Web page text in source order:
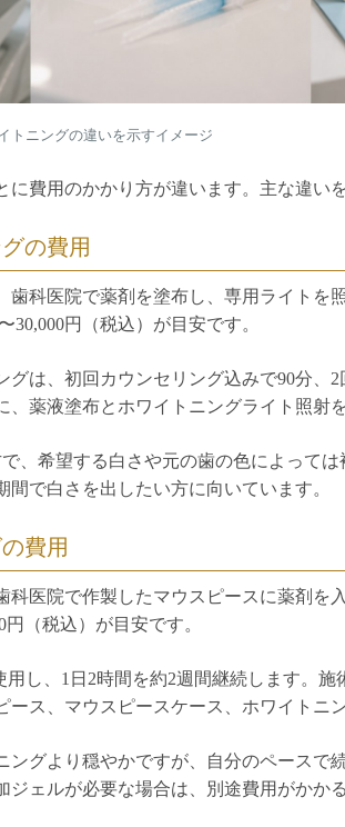
トニングの違いを示すイメージ
に費用のかかり方が違います。主な違い
の費用
歯科医院で薬剤を塗布し、専用ライトを
30,000円（税込）が目安です。
グは、初回カウンセリング込みで90分、
、薬液塗布とホワイトニングライト照射
、希望する白さや元の歯の色によって
間で白さを出したい方に向いています。
費用
科医院で作製したマウスピースに薬剤を
（税込）が目安です。
用し、1日2時間を約2週間継続します。
ス、マウスピースケース、ホワイトニ
ングより穏やかですが、自分のペースで
ジェルが必要な場合は、別途費用がかか